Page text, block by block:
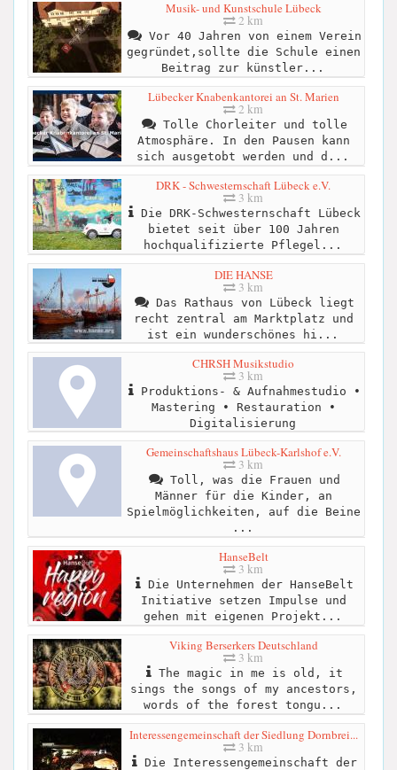
Musik- und Kunstschule Lübeck
2 km
Vor 40 Jahren von einem Verein
gegründet,sollte die Schule einen
Beitrag zur künstler...
Lübecker Knabenkantorei an St. Marien
2 km
Tolle Chorleiter und tolle
Atmosphäre. In den Pausen kann
sich ausgetobt werden und d...
DRK - Schwesternschaft Lübeck e.V.
3 km
Die DRK-Schwesternschaft Lübeck
bietet seit über 100 Jahren
hochqualifizierte Pflegel...
DIE HANSE
3 km
Das Rathaus von Lübeck liegt
recht zentral am Marktplatz und
ist ein wunderschönes hi...
CHRSH Musikstudio
3 km
Produktions- & Aufnahmestudio •
Mastering • Restauration •
Digitalisierung
Gemeinschaftshaus Lübeck-Karlshof e.V.
3 km
Toll, was die Frauen und
Männer für die Kinder, an
Spielmöglichkeiten, auf die Beine
...
HanseBelt
3 km
Die Unternehmen der HanseBelt
Initiative setzen Impulse und
gehen mit eigenen Projekt...
Viking Berserkers Deutschland
3 km
The magic in me is old, it
sings the songs of my ancestors,
words of the forest tongu...
Interessengemeinschaft der Siedlung Dornbrei...
3 km
Die Interessengemeinschaft der